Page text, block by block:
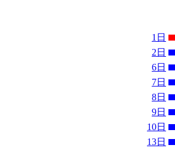
1日
2日
6日
7日
8日
9日
10日
13日